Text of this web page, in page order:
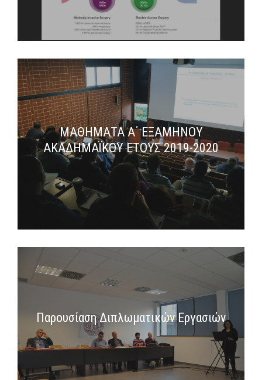
ΜΑΘΗΜΑΤΑ Α΄ ΕΞΑΜΗΝΟΥ
ΑΚΑΔΗΜΑΪΚΟΥ ΕΤΟΥΣ 2019-2020
Παρουσίαση Διπλωματικών Εργασιών